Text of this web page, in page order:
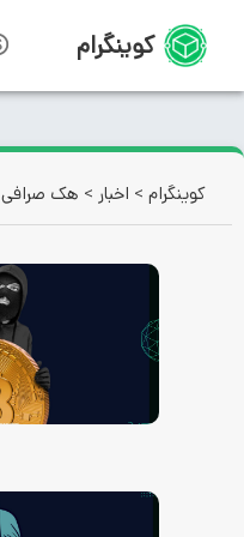
کوینگرام
کوینگرام > اخبار > هک صرافی